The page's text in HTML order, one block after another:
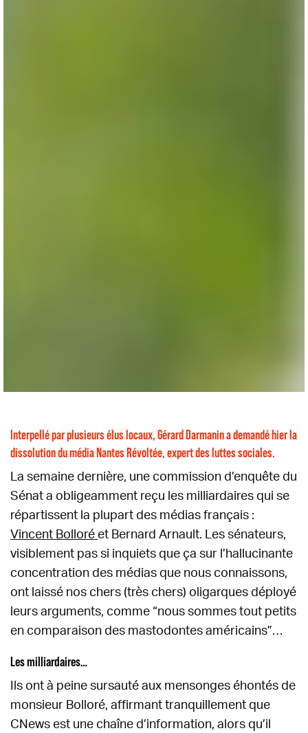
Interpellé par plusieurs élus locaux, Gérard Darmanin a demandé hier la
dissolution du média Nantes Révoltée, expert des luttes sociales.
La semaine dernière, une commission d’enquête du
Sénat a obligeamment reçu les milliardaires qui se
répartissent la plupart des médias français :
Vincent Bolloré et Bernard Arnault. Les sénateurs,
visiblement pas si inquiets que ça sur l’hallucinante
concentration des médias que nous connaissons,
ont laissé nos chers (très chers) oligarques déployé
leurs arguments, comme “nous sommes tout petits
en comparaison des mastodontes américains”…
Les milliardaires…
Ils ont à peine sursauté aux mensonges éhontés de
monsieur Bolloré, affirmant tranquillement que
CNews est une chaîne d’information, alors qu’il